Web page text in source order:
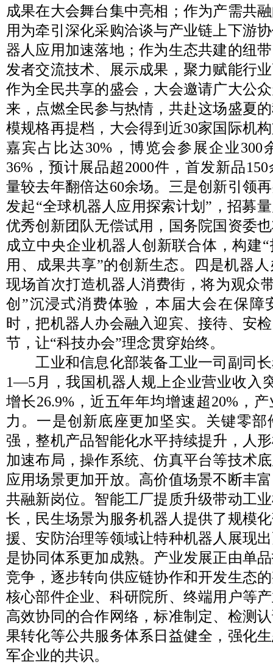
成果在大会舞台集中亮相；作为产需共
用为牵引深化采购洽谈与产业链上下游
器人应用加速落地；作为生态共建的纽
发者交流技术、展示成果，聚力赋能行
作为全民共享的盛会，大会邀请广大公
来，点燃全民参与热情，共赴这场盛夏
模规格再提档，大会得到近30家国际机
嘉宾占比达30%，博览会参展企业300
36%，预计展品超2000件，首发新品
量较去年翻倍达60余场。三是创新引领
发起“全球机器人应用探索计划”，招募
优秀创新团队无偿试用，国务院国资委
成立中央企业机器人创新联合体，构建
用、成果共享”的创新生态。四是机器
现场首次打造机器人消费街，将为观众
创”沉浸式消费体验，本届大会在保障
时，把机器人办会融入迎宾、接待、安
节，让“科技办会”理念贯穿始终。
工业和信息化部装备工业一司副司长
1—5月，我国机器人规上企业营业收入
增长26.9%，近五年年均增速超20%，
力。一是创新底座更加坚实。关键零
强，整机产品智能化水平持续提升，人
加速布局，操作系统、仿真平台等技术
应用场景更加开放。高价值场景不断丰
共融新岗位。智能工厂提质升级带动工
长，民生场景为服务机器人提供了规模
援、安防治理等领域让特种机器人展现
是协同体系更加成熟。产业发展正由单
竞争，逐步转向供应链协作和开发生态
核心部件企业、科研院所、终端用户等
高效协同的合作网络，标准制定、检测
果转化等公共服务体系日益健全，强化
军企业的共识。